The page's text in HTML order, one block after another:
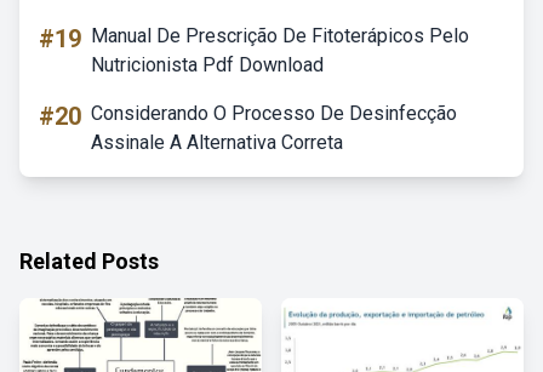
#19 Manual De Prescrição De Fitoterápicos Pelo
Nutricionista Pdf Download
#20 Considerando O Processo De Desinfecção
Assinale A Alternativa Correta
Related Posts